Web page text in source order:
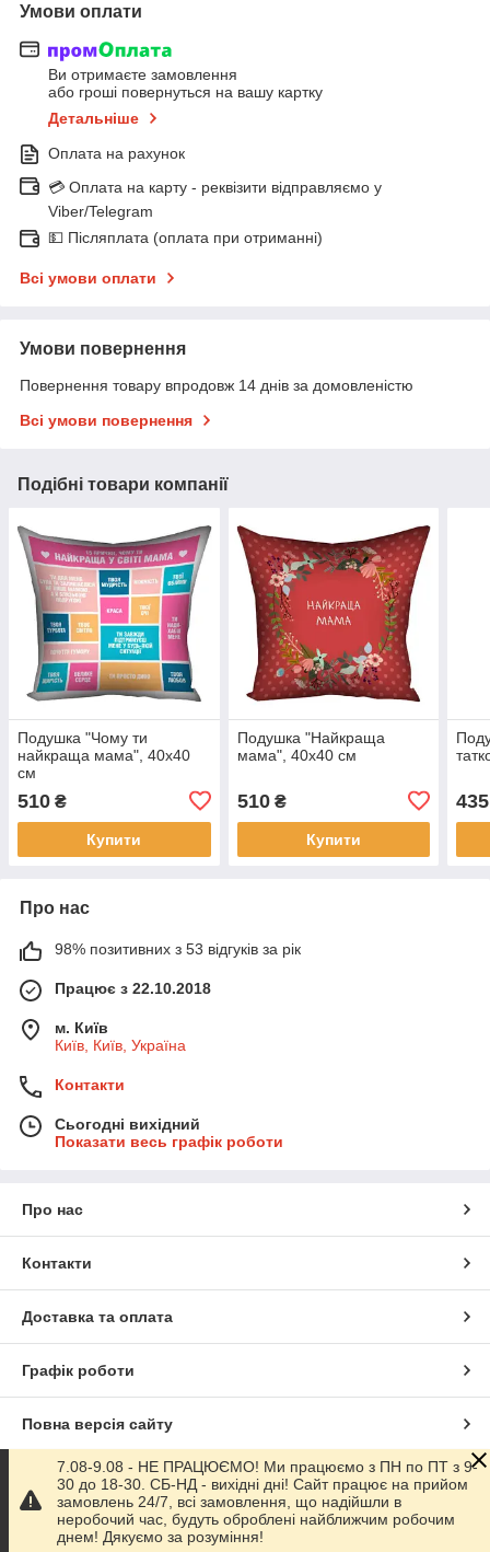
Умови оплати
Ви отримаєте замовлення
або гроші повернуться на вашу картку
Детальніше
Оплата на рахунок
💳 Оплата на карту - реквізити відправляємо у
Viber/Telegram
💵 Післяплата (оплата при отриманні)
Всі умови оплати
Умови повернення
Повернення товару впродовж 14 днів за домовленістю
Всі умови повернення
Подібні товари компанії
Подушка "Чому ти
найкраща мама", 40х40
см
510 ₴
Купити
Подушка "Найкраща
мама", 40х40 см
510₴
Купити
435
Про нас
98% позитивних з 53 відгуків за рік
Працює з 22.10.2018
м. Київ
Київ, Київ, Україна
Контакти
Сьогодні вихідний
Показати весь графік роботи
Про нас
Контакти
Доставка та оплата
Графік роботи
Повна версія сайту
Сайт створено на маркетплейсіProm.ua
Політика конфіденційності
7.08-9.08 - НЕ ПРАЦЮЄМО! Ми працюємо з ПН по ПТ з 9-
30 до 18-30. СБ-НД - вихідні дні! Сайт працює на прийом
замовлень 24/7, всі замовлення, що надійшли в
неробочий час, будуть оброблені найближчим робочим
днем! Дякуємо за розуміння!